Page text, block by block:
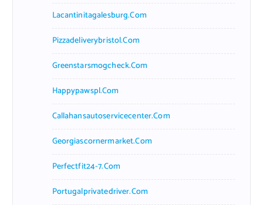
Lacantinitagalesburg.com
Pizzadeliverybristol.com
Greenstarsmogcheck.com
Happypawspl.com
Callahansautoservicecenter.com
Georgiascornermarket.com
Perfectfit24-7.com
Portugalprivatedriver.com